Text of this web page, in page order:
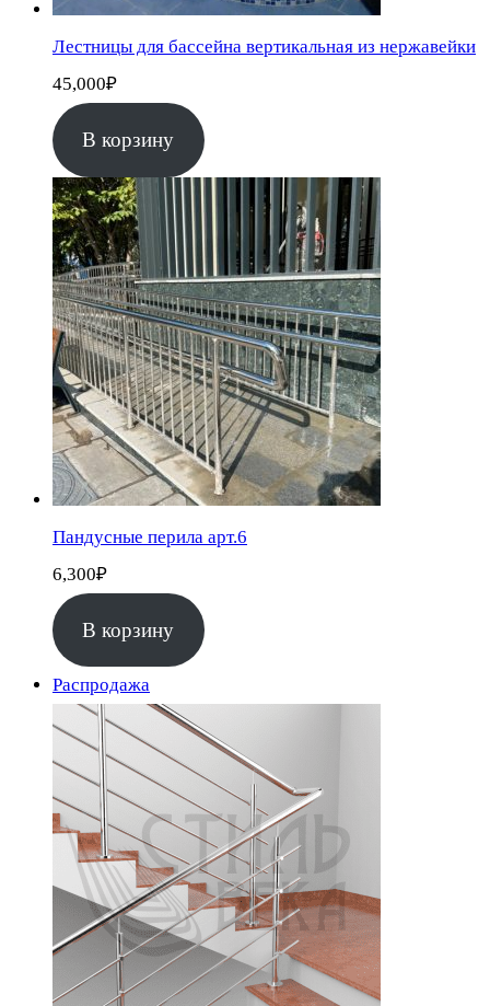
Лестницы для бассейна вертикальная из нержавейки
45,000₽
В корзину
Пандусные перила арт.6
6,300₽
В корзину
Распродажа
товар